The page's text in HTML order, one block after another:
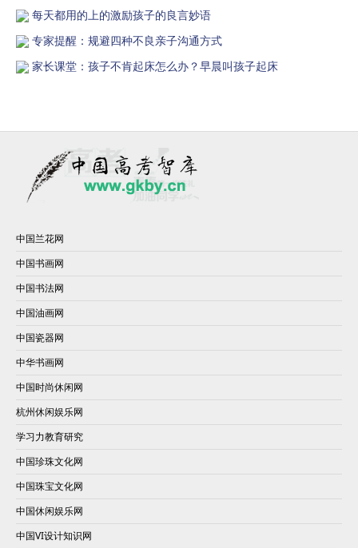
每天都用的上的激励孩子的良言妙语
专家提醒：规避四种不良亲子沟通方式
家长课堂：孩子不肯起床怎么办？早晨叫孩子起床
中国兰花网
中国书画网
中国书法网
中国油画网
中国瓷器网
中华书画网
中国时尚休闲网
杭州休闲娱乐网
学习力教育研究
中国珍珠文化网
中国珠宝文化网
中国休闲娱乐网
中国VI设计知识网